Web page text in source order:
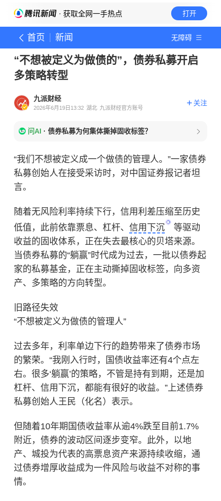
· 获取全网一手热点 打开
首页 新闻 无障碍
“不想被定义为做债的”，债券私募开启
多策略转型
九派财经
2026年6月19日13:32 湖北 九派财经官方账号
关注
问AI · 债券私募为何集体撕掉固收标签？
“我们不想被定义成一个做债的管理人。”一家债券
私募创始人在接受采访时，对中国证券报记者坦
言。
随着无风险利率持续下行，信用利差压缩至历史
低值，此前依靠票息、杠杆、 信用下沉
等驱动
收益的固收体系，正在失去最核心的贝塔来源。
当债券私募的“躺赢”时代成为过去，一批以债券起
家的私募基金，正在主动撕掉固收标签，向多资
产、多策略的方向转型。
旧路径失效
“不想被定义为做债的管理人”
过去多年，利率单边下行的趋势带来了债券市场
的繁荣。“我刚入行时，国债收益率还有4个点左
右。很多‘躺赢’的策略，不管是持有到期，还是加
杠杆、信用下沉，都能有很好的收益。”上述债券
私募创始人王民（化名）表示。
但随着10年期国债收益率从逾4%跌至目前1.7%
附近，债券的波动区间逐步变窄。此外，以地
产、城投为代表的高票息资产来源持续收缩，通
过债券增厚收益成为一件风险与收益不对称的事
情。